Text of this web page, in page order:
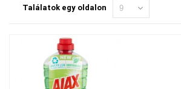
Találatok egy oldalon